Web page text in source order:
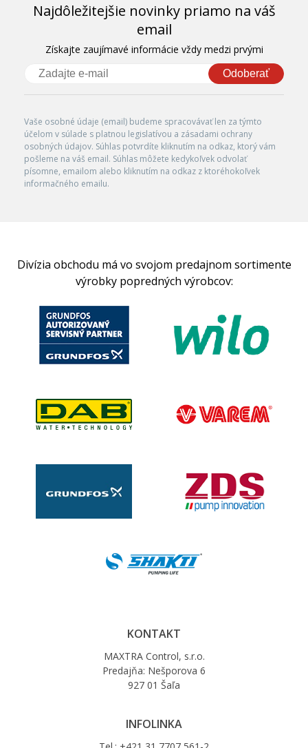
Najdôležitejšie novinky priamo na váš
email
Získajte zaujímavé informácie vždy medzi prvými
Odoberať
Vaše osobné údaje (email) budeme spracovávať len za týmto
účelom v súlade s platnou legislatívou a zásadami ochrany
osobných údajov. Súhlas potvrdíte kliknutím na odkaz, ktorý vám
pošleme na váš email. Súhlas môžete kedykoľvek odvolať
písomne, emailom alebo kliknutím na odkaz z ktoréhokoľvek
informačného emailu.
Divízia obchodu má vo svojom predajnom sortimente
výrobky popredných výrobcov:
KONTAKT
MAXTRA Control, s.r.o.
Predajňa: Nešporova 6
927 01 Šaľa
INFOLINKA